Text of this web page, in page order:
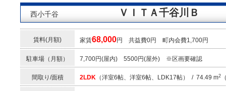
西小千谷 ＶＩＴＡ千谷川Ｂ
賃料(月額) 家賃68,000円 共益費0円 町内会費1,700円
駐車場（月額） 7,700円(屋内) 5500円(屋外) ※区画要確認
間取り/面積 2LDK （洋室6帖、洋室6帖、LDK17帖） / 74.49 m2